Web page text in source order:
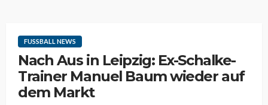
FUSSBALL NEWS
Nach Aus in Leipzig: Ex-Schalke-
Trainer Manuel Baum wieder auf
dem Markt